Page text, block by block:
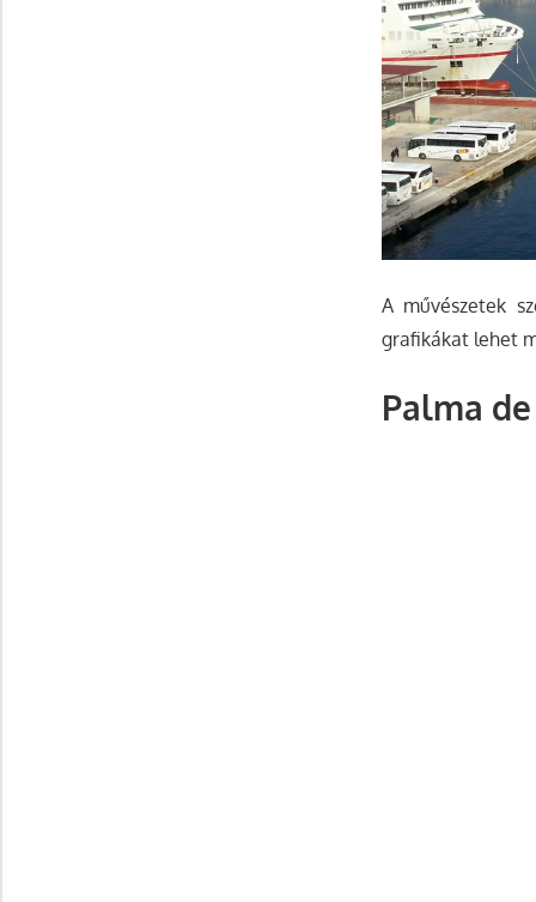
A művészetek
grafikákat lehet
Palma